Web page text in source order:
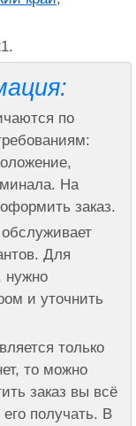
по
На
заказ.
Для
нужно
и уточнить
только
то можно
заказ вы всё
получать. В